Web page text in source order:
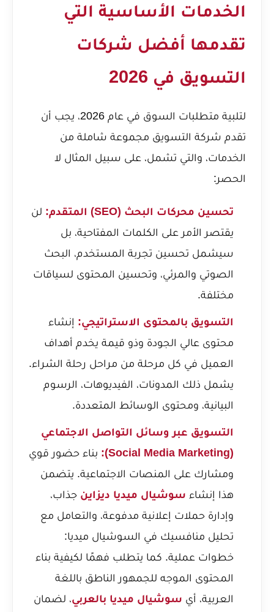
الخدمات الأساسية التي
تقدمها أفضل شركات
التسويق في 2026
لتلبية متطلبات السوق في عام 2026، يجب أن
تقدم شركة التسويق مجموعة شاملة من
الخدمات، والتي تشمل، على سبيل المثال لا
الحصر:
تحسين محركات البحث (SEO) المتقدم:
لن
يقتصر الأمر على الكلمات المفتاحية، بل
سيشمل تحسين تجربة المستخدم، البحث
الصوتي والمرئي، وتحسين المحتوى لسياقات
مختلفة.
التسويق بالمحتوى الاستراتيجي: إنشاء
محتوى عالي الجودة وذو قيمة يخدم أهداف
العميل في كل مرحلة من مراحل رحلة الشراء.
يشمل ذلك المدونات، الفيديوهات، الرسوم
البيانية، ومحتوى الوسائط المتعددة.
التسويق عبر وسائل التواصل الاجتماعي
(Social Media Marketing):
بناء حضور قوي
ومشارك على المنصات الاجتماعية. يتضمن
هذا إنشاء سوشيال ميديا ديزاين جذاب،
وإدارة حملات إعلانية مدفوعة، والتعامل مع
تحليل منافسيك في السوشيال ميديا:
خطوات عملية. كما يتطلب فهمًا لكيفية بناء
المحتوى الموجه للجمهور الناطق باللغة
العربية، أي سوشيال ميديا بالعربي، لضمان